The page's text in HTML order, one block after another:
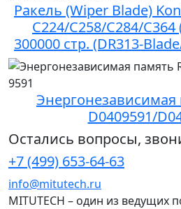
Ракель (Wiper Blade)
C224/C258/C284/
300000 стр. (DR313-
Энергонезависимая
D0409591/
Остались вопросы,
+7 (499) 653-64-63
info@mitutech.ru
MITUTECH – один из ведущих